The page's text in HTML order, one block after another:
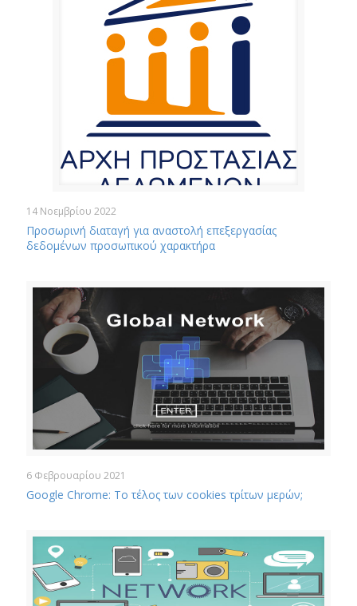
14 Νοεμβρίου 2022
Προσωρινή διαταγή για αναστολή επεξεργασίας
δεδομένων προσωπικού χαρακτήρα
6 Φεβρουαρίου 2021
Google Chrome: Το τέλος των cookies τρίτων μερών;